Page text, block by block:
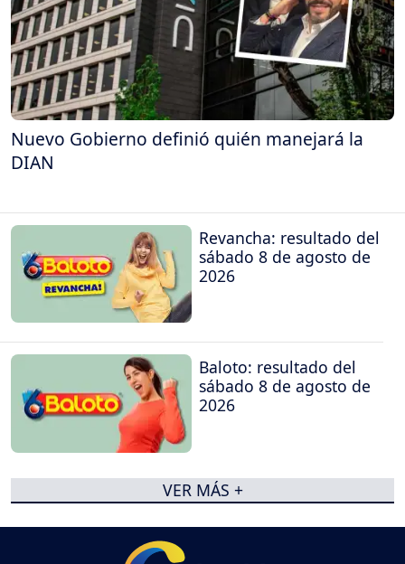
Nuevo Gobierno definió quién manejará la
DIAN
Revancha: resultado del
sábado 8 de agosto de
2026
Baloto: resultado del
sábado 8 de agosto de
2026
VER MÁS +